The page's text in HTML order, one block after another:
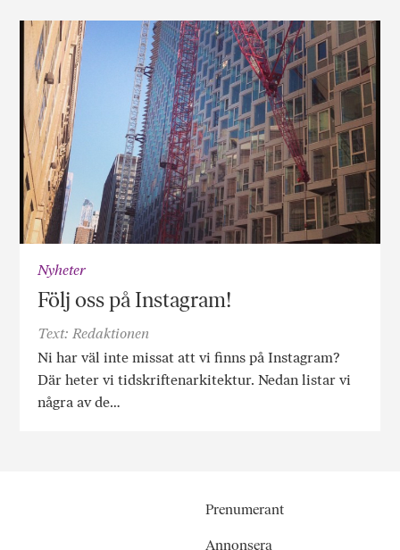
Nyheter
Följ oss på Instagram!
Text: Redaktionen
Ni har väl inte missat att vi finns på Instagram?
Där heter vi tidskriftenarkitektur. Nedan listar vi
några av de…
Prenumerant
Annonsera